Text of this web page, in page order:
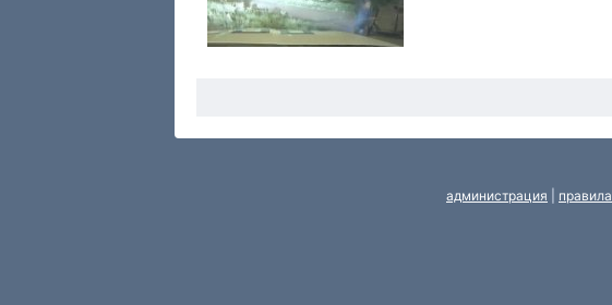
администрация правила